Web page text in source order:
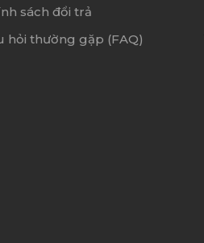
sách đổi trả
hỏi thường gặp (FAQ)